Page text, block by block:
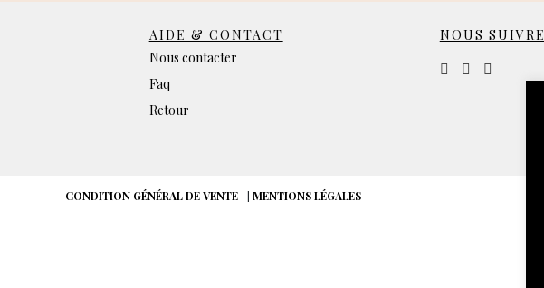
AIDE & CONTACT
Nous contacter
Faq
Retour
NOUS SUIVRE
CONDITION GÉNÉRAL DE VENTE | MENTIONS LÉGALES